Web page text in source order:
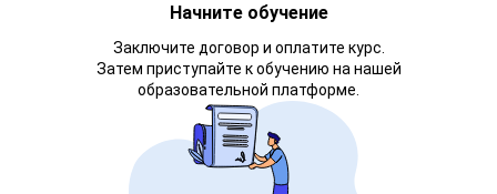
Начните обучение
Заключите договор и оплатите курс.
Затем приступайте к обучению на нашей
образовательной платформе.